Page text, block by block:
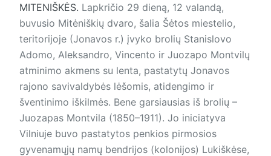
MITENIŠKĖS. Lap­kri­čio 29 dieną, 12 valandą,
buvusio Mitėniškių dvaro, šalia Šėtos miestelio,
teritorijoje (Jonavos r.) įvyko brolių Stanislovo
Adomo, Aleksandro, Vincento ir Juozapo Montvilų
atminimo akmens su lenta, pastatytų Jonavos
rajono savivaldybės lėšomis, atidengimo ir
šventinimo iškilmės. Bene garsiausias iš brolių –
Juozapas Montvila (1850–1911). Jo iniciatyva
Vilniuje buvo pastatytos penkios pirmosios
gyvenamųjų namų bendrijos (kolonijos) Lukiškėse,